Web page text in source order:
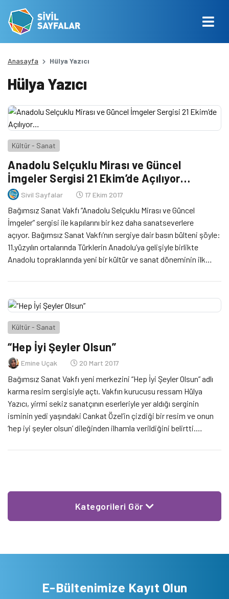
Anasayfa Hülya Yazıcı
Hülya Yazıcı
Kültür - Sanat
Anadolu Selçuklu Mirası ve Güncel
İmgeler Sergisi 21 Ekim’de Açılıyor…
Sivil Sayfalar 17 Ekim 2017
Bağımsız Sanat Vakfı “Anadolu Selçuklu Mirası ve Güncel
İmgeler” sergisi ile kapılarını bir kez daha sanatseverlere
açıyor. Bağımsız Sanat Vakfı’nın sergiye dair basın bülteni şöyle:
11.yüzyılın ortalarında Türklerin Anadolu’ya gelişiyle birlikte
Anadolu topraklarında yeni bir kültür ve sanat döneminin ilk
sanat eserleri, mevcut yerel ve yakın kültürlerden etkilendiği
gibi […]
Kültür - Sanat
“Hep İyi Şeyler Olsun”
Emine Uçak 20 Mart 2017
Bağımsız Sanat Vakfı yeni merkezini “Hep İyi Şeyler Olsun” adlı
karma resim sergisiyle açtı. Vakfın kurucusu ressam Hülya
Yazıcı, yirmi sekiz sanatçının eserleriyle yer aldığı serginin
isminin yedi yaşındaki Cankat Özel’in çizdiği bir resim ve onun
‘hep iyi şeyler olsun’ dileğinden ilhamla verildiğini belirtti.
sübyan mektebinin restore edilmesiyle kavuştuğu, […]
Kategorileri Gör
E-Bültenimize Kayıt Olun